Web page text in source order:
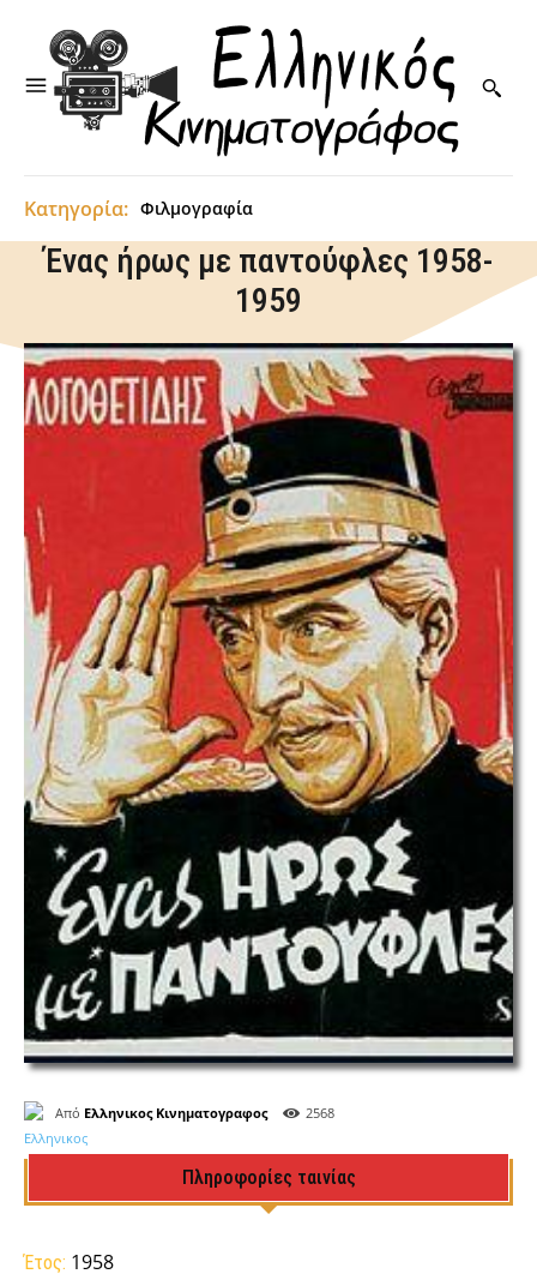
Κατηγορία: Φιλμογραφία
Ένας ήρως με παντούφλες 1958-
1959
Από Ελληνικος Κινηματογραφος 2568
Πληροφορίες ταινίας
Έτος: 1958